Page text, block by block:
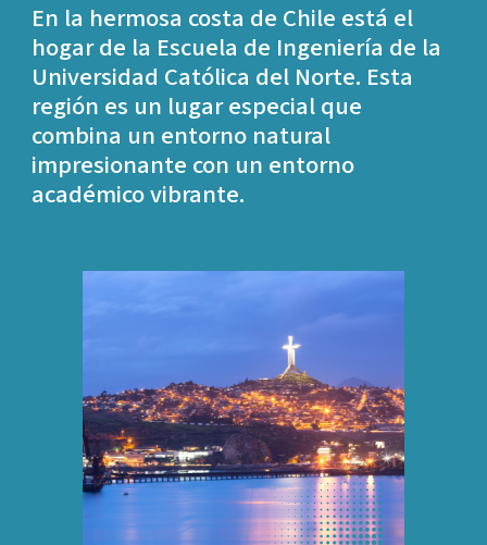
En la hermosa costa de Chile está el
hogar de la Escuela de Ingeniería de la
Universidad Católica del Norte. Esta
región es un lugar especial que
combina un entorno natural
impresionante con un entorno
académico vibrante.